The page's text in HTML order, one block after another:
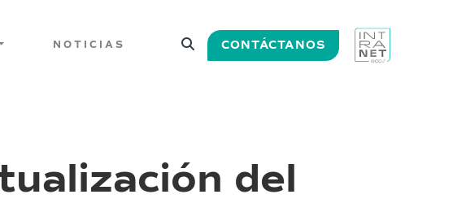
NOTICIAS CONTÁCTANOS
del